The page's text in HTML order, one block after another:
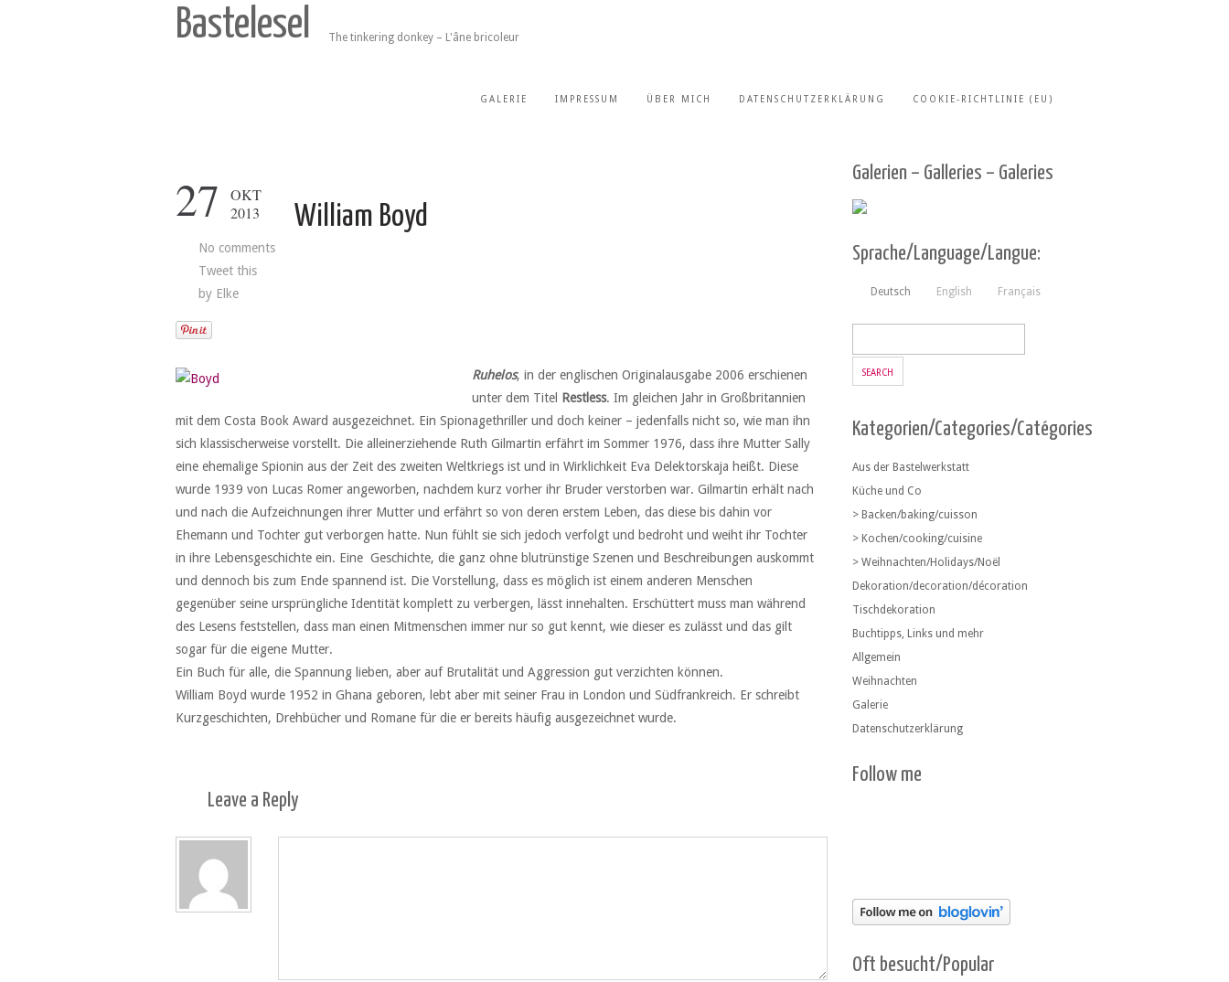
Bastelesel The tinkering donkey – L'âne bricoleur
GALERIE IMPRESSUM ÜBER MICH DATENSCHUTZERKLÄRUNG COOKIE-RICHTLINIE (EU)
27
OKT
2013
No comments
Tweet this
by Elke
William Boyd
Ruhelos, in der englischen Originalausgabe 2006 erschienen
unter dem Titel Restless. Im gleichen Jahr in Großbritannien
mit dem Costa Book Award ausgezeichnet. Ein Spionagethriller und doch keiner – jedenfalls nicht so, wie man ihn
sich klassischerweise vorstellt. Die alleinerziehende Ruth Gilmartin erfährt im Sommer 1976, dass ihre Mutter Sally
eine ehemalige Spionin aus der Zeit des zweiten Weltkriegs ist und in Wirklichkeit Eva Delektorskaja heißt. Diese
wurde 1939 von Lucas Romer angeworben, nachdem kurz vorher ihr Bruder verstorben war. Gilmartin erhält nach
und nach die Aufzeichnungen ihrer Mutter und erfährt so von deren erstem Leben, das diese bis dahin vor
Ehemann und Tochter gut verborgen hatte. Nun fühlt sie sich jedoch verfolgt und bedroht und weiht ihr Tochter
in ihre Lebensgeschichte ein. Eine Geschichte, die ganz ohne blutrünstige Szenen und Beschreibungen auskommt
und dennoch bis zum Ende spannend ist. Die Vorstellung, dass es möglich ist einem anderen Menschen
gegenüber seine ursprüngliche Identität komplett zu verbergen, lässt innehalten. Erschüttert muss man während
des Lesens feststellen, dass man einen Mitmenschen immer nur so gut kennt, wie dieser es zulässt und das gilt
sogar für die eigene Mutter.
Ein Buch für alle, die Spannung lieben, aber auf Brutalität und Aggression gut verzichten können.
William Boyd wurde 1952 in Ghana geboren, lebt aber mit seiner Frau in London und Südfrankreich. Er schreibt
Kurzgeschichten, Drehbücher und Romane für die er bereits häufig ausgezeichnet wurde.
Leave a Reply
Galerien – Galleries – Galeries
Sprache/Language/Langue:
Deutsch English Français
Kategorien/Categories/Catégories
Aus der Bastelwerkstatt
Küche und Co
> Backen/baking/cuisson
> Kochen/cooking/cuisine
> Weihnachten/Holidays/Noël
Dekoration/decoration/décoration
Tischdekoration
Buchtipps, Links und mehr
Allgemein
Weihnachten
Galerie
Datenschutzerklärung
Follow me
Oft besucht/Popular